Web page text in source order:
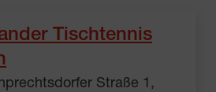
Tischtennis
Straße 1,